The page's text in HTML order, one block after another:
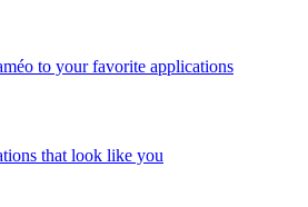
to your favorite applications
that look like you